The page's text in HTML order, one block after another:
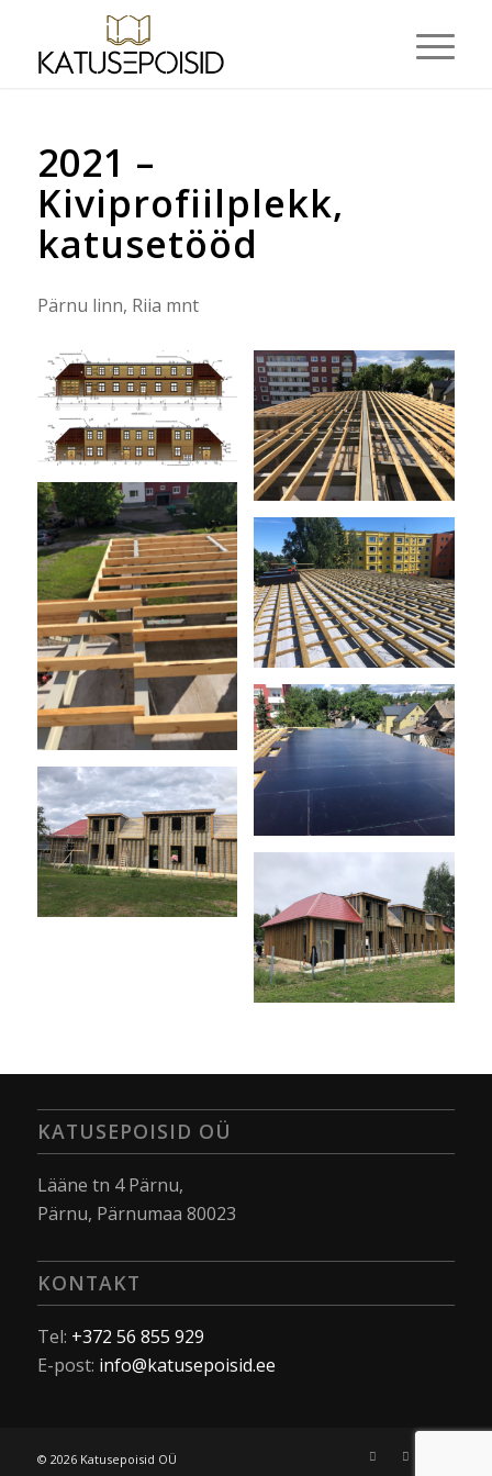
2021 –
Kiviprofiilplekk,
katusetööd
Pärnu linn, Riia mnt
KATUSEPOISID OÜ
Lääne tn 4 Pärnu,
Pärnu, Pärnumaa 80023
KONTAKT
Tel: +372 56 855 929
E-post: info@katusepoisid.ee
© 2026 Katusepoisid OÜ